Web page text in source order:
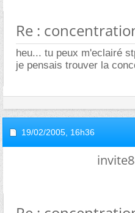
Re :
heu... tu peux m'eclairé
je pensais trouver la
19/02/2005, 16h36